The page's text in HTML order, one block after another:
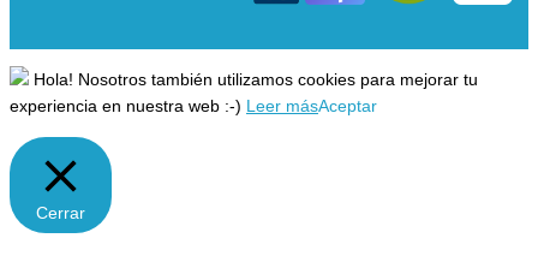
Hola! Nosotros también utilizamos cookies para mejorar tu
experiencia en nuestra web :-)
Leer másAceptar
Cerrar